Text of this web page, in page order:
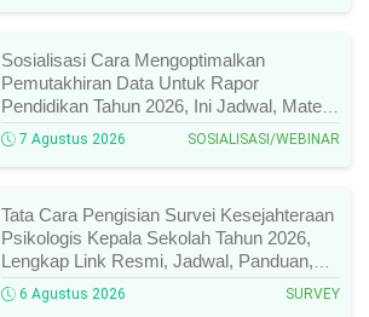
Sosialisasi Cara Mengoptimalkan
Pemutakhiran Data Untuk Rapor
Pendidikan Tahun 2026, Ini Jadwal, Materi,
Narasumber, Dan Link Mengikutinya!
7 Agustus 2026 SOSIALISASI/WEBINAR
Tata Cara Pengisian Survei Kesejahteraan
Psikologis Kepala Sekolah Tahun 2026,
Lengkap Link Resmi, Jadwal, Panduan,
Dan Hal Yang Wajib Diperhatikan!
6 Agustus 2026 SURVEY